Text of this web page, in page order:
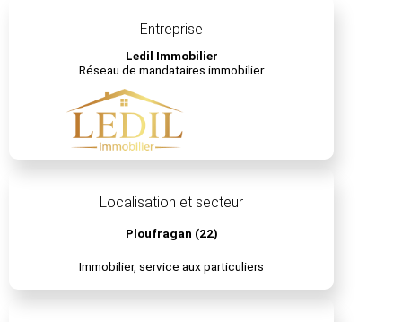
Entreprise
Ledil Immobilier
Réseau de mandataires immobilier
Localisation et secteur
Ploufragan (22)
Immobilier, service aux particuliers